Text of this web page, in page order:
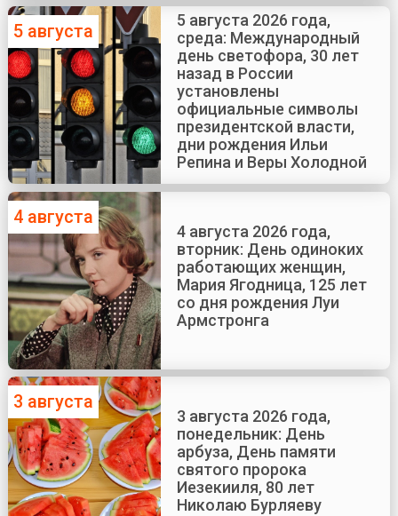
5 августа
5 августа 2026 года,
среда: Международный
день светофора, 30 лет
назад в России
установлены
официальные символы
президентской власти,
дни рождения Ильи
Репина и Веры Холодной
4 августа
4 августа 2026 года,
вторник: День одиноких
работающих женщин,
Мария Ягодница, 125 лет
со дня рождения Луи
Армстронга
3 августа
3 августа 2026 года,
понедельник: День
арбуза, День памяти
святого пророка
Иезекииля, 80 лет
Николаю Бурляеву